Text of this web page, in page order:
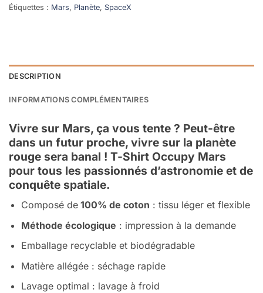
Étiquettes : Mars, Planète, SpaceX
DESCRIPTION
INFORMATIONS COMPLÉMENTAIRES
Vivre sur Mars, ça vous tente ? Peut-être
dans un futur proche, vivre sur la planète
rouge sera banal ! T-Shirt Occupy Mars
pour tous les passionnés d’astronomie et de
conquête spatiale.
Composé de100% de coton : tissu léger et flexible
Méthode écologique : impression à la demande
Emballage recyclable et biodégradable
Matière allégée : séchage rapide
Lavage optimal : lavage à froid